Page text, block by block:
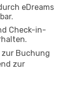
eDreams
Check-in-
zur Buchung
zur